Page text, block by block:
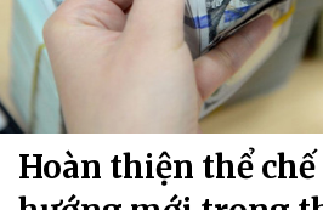
Hoàn thiện thể